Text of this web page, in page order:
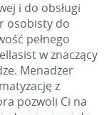
i do obsługi
osobisty do
pełnego
w znaczący
Menadżer
z
pozwoli Ci na